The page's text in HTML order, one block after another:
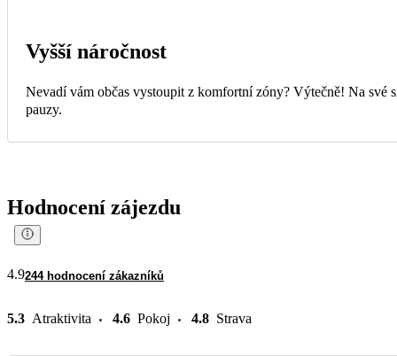
Vyšší náročnost
Nevadí vám občas vystoupit z komfortní zóny? Výtečně! Na své
pauzy.
Hodnocení zájezdu
4.9244 hodnocení zákazníků
5.3 Atraktivita 4.6 Pokoj 4.8 Strava